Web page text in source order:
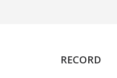
RECORD